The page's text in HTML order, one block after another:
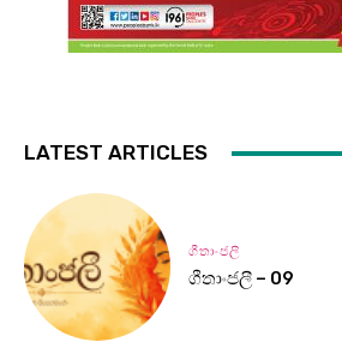
LATEST ARTICLES
ගීතාංජලී
ගීතාංජලී – 09